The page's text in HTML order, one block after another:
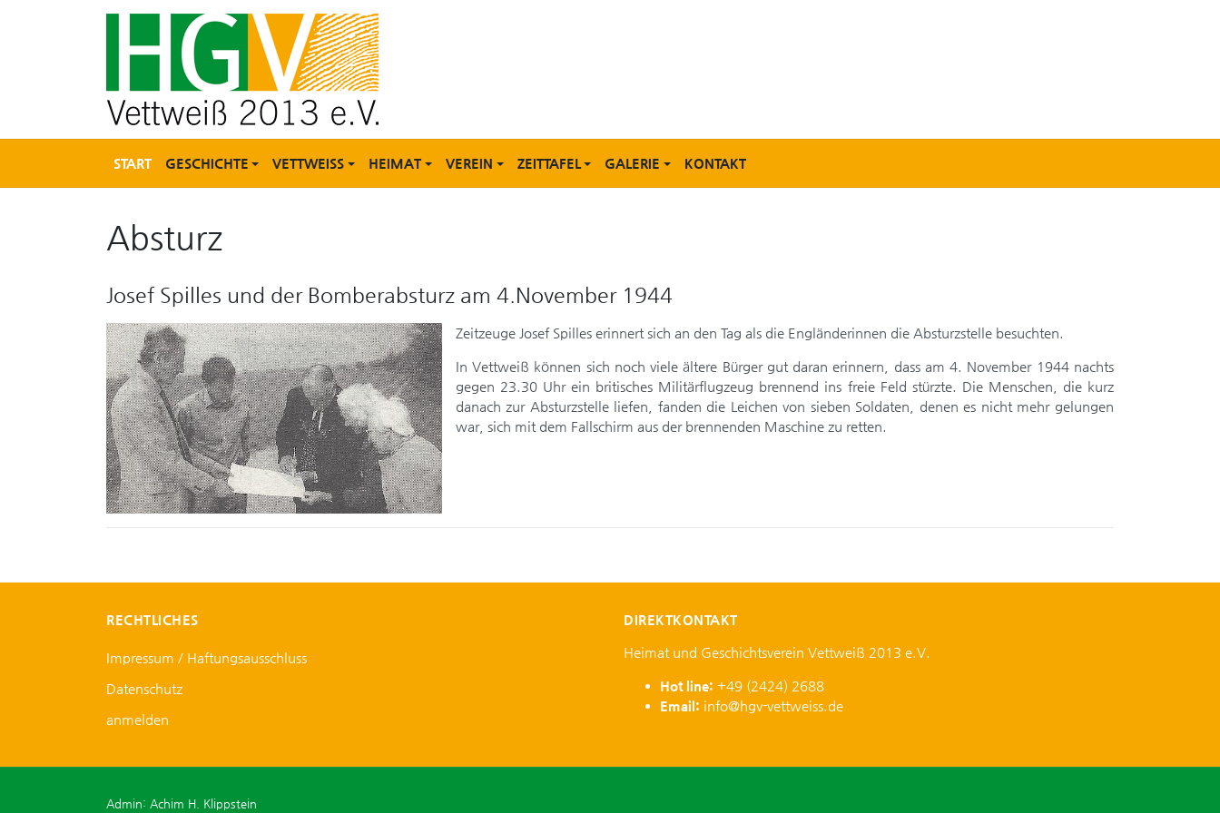
START GESCHICHTE VETTWEISS HEIMAT VEREIN ZEITTAFEL GALERIE KONTAKT
Absturz
Josef Spilles und der Bomberabsturz am 4.November 1944
Zeitzeuge Josef Spilles erinnert sich an den Tag als die Engländerinnen die Absturzstelle besuchten.
In Vettweiß können sich noch viele ältere Bürger gut daran erinnern, dass am 4. November 1944 nachts
gegen 23.30 Uhr ein britisches Militärflugzeug brennend ins freie Feld stürzte. Die Menschen, die kurz
danach zur Absturzstelle liefen, fanden die Leichen von sieben Soldaten, denen es nicht mehr gelungen
war, sich mit dem Fallschirm aus der brennenden Maschine zu retten.
RECHTLICHES
Impressum / Haftungsausschluss
Datenschutz
anmelden
DIREKTKONTAKT
Heimat und Geschichtsverein Vettweiß 2013 e.V.
Hot line: +49 (2424) 2688
Email: info@hgv-vettweiss.de
Admin: Achim H. Klippstein